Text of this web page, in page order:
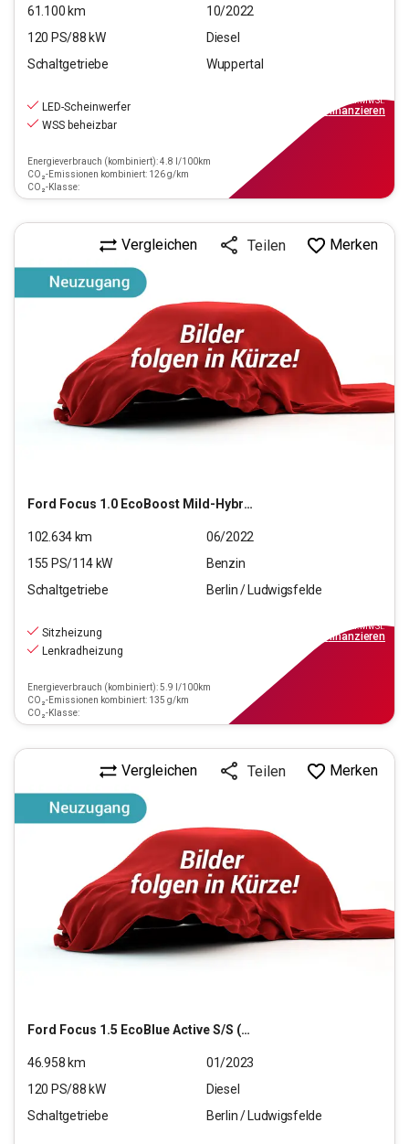
61.100 km
10/2022
120 PS/88 kW
Diesel
Schaltgetriebe
Wuppertal
LED-Scheinwerfer
WSS beheizbar
Energieverbrauch (kombiniert): 4.8 l/100km
CO₂-Emissionen kombiniert: 126 g/km
CO₂-Klasse:
inkl.MwSt.
finanzieren
Ford Focus 1.0 EcoBoost Mild-Hybrid ST-Line
Vergleichen Teilen Merken
102.634km
06/2022
155 PS/114 kW
Benzin
Schaltgetriebe
Berlin / Ludwigsfelde
Sitzheizung
Lenkradheizung
Energieverbrauch (kombiniert): 5.9 l/100km
CO₂-Emissionen kombiniert: 135 g/km
CO₂-Klasse:
inkl.MwSt.
finanzieren
Ford Focus 1.5 EcoBlue Active S/S (EURO 6d)
Vergleichen Teilen Merken
46.958 km
01/2023
120 PS/88 kW
Diesel
Schaltgetriebe
Berlin / Ludwigsfelde